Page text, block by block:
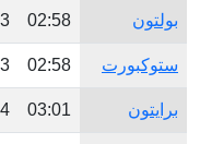
بولتون 02:58
ستوكبورت 02:58
برايتون 03:01